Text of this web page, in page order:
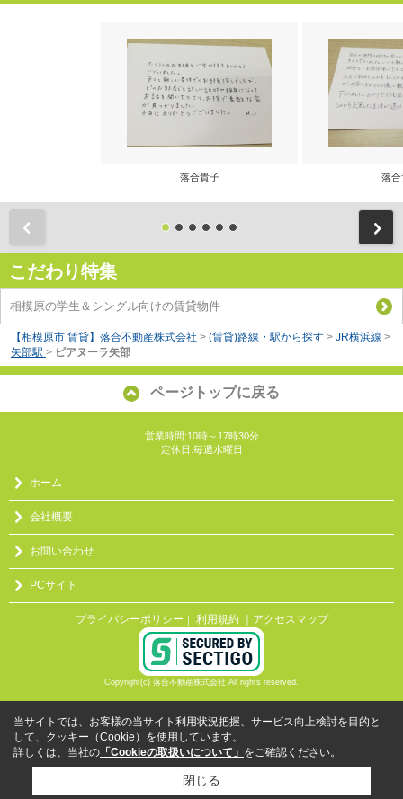
落合貴子 落合
こだわり特集
相模原の学生＆シングル向けの賃貸物件
【相模原市 賃貸】落合不動産株式会社 > (賃貸)路線・駅から探す > JR横浜線 >
矢部駅 > ピアヌーラ矢部
ページトップに戻る
営業時間:10時～17時30分
定休日:毎週水曜日
ホーム
会社概要
お問い合わせ
PCサイト
プライバシーポリシー 利用規約 ｜アクセスマップ
Copyright(c) 落合不動産株式会社 All rights reserved.
当サイトでは、お客様の当サイト利用状況把握、サービス向上検討を目的と
して、クッキー（Cookie）を使用しています。
詳しくは、当社の 「Cookieの取扱いについて」 をご確認ください。
閉じる